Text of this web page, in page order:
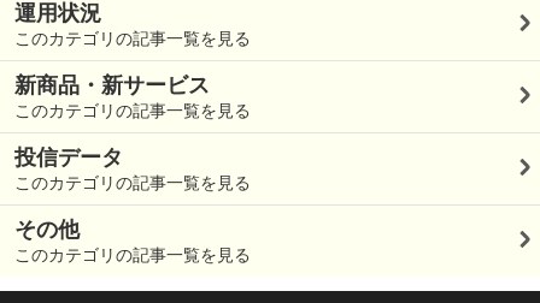
運用状況
このカテゴリの記事一覧を見る
新商品・新サービス
このカテゴリの記事一覧を見る
投信データ
このカテゴリの記事一覧を見る
その他
このカテゴリの記事一覧を見る